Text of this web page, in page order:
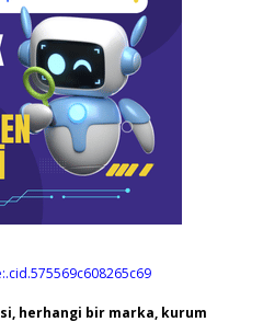
herhangi bir marka, kurum